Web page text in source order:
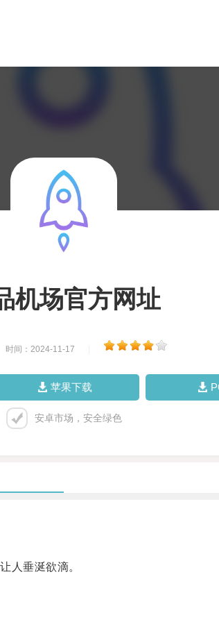
机场官方网址
时间：2024-11-17
苹果下载
安卓市场，安全绿色
人垂涎欲滴。